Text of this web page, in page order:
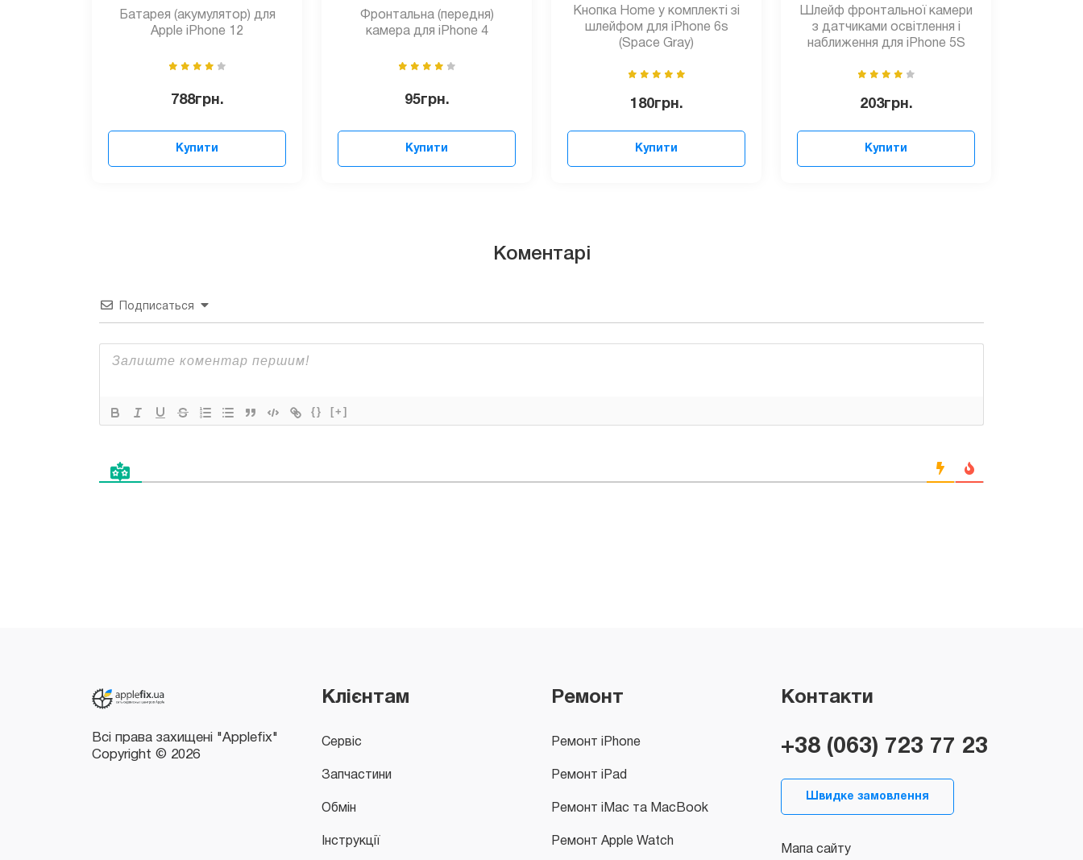
Батарея (акумулятор) для
Apple iPhone 12
788грн.
Купити
Фронтальна (передня)
камера для iPhone 4
95грн.
Купити
Кнопка Home у комплекті зі
шлейфом для iPhone 6s
(Space Gray)
180грн.
Купити
Шлейф фронтальної камери
з датчиками освітлення і
наближення для iPhone 5S
203грн.
Купити
Коментарі
Подписаться
{} [+]
Клієнтам
Сервіс
Запчастини
Обмін
Інструкції
Ремонт
Ремонт iPhone
Ремонт iPad
Ремонт iMac та MacBook
Ремонт Apple Watch
Контакти
+38 (063) 723 77 23
Швидке замовлення
Мапа сайту